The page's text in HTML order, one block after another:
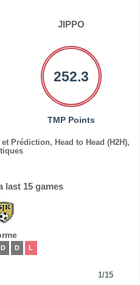
JIPPO
252.3
TMP Points
Prédiction, Head to Head (H2H),
last 15 games
D D L
1/15